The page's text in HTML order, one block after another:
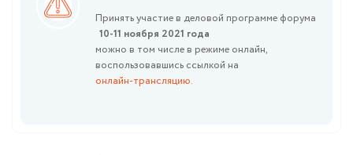
Принять участие в деловой программе форума
10-11 ноября 2021 года
можно в том числе в режиме онлайн,
воспользовавшись ссылкой на
онлайн-трансляцию.